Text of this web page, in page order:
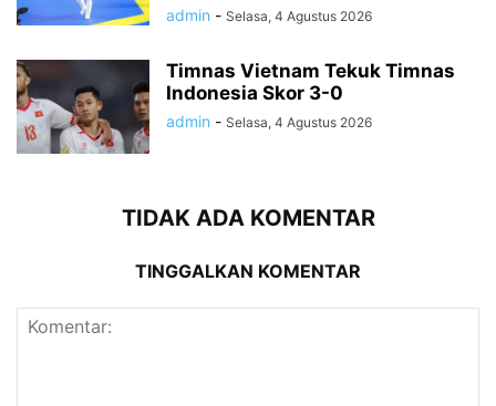
admin - Selasa, 4 Agustus 2026
Timnas Vietnam Tekuk Timnas
Indonesia Skor 3-0
admin - Selasa, 4 Agustus 2026
TIDAK ADA KOMENTAR
TINGGALKAN KOMENTAR